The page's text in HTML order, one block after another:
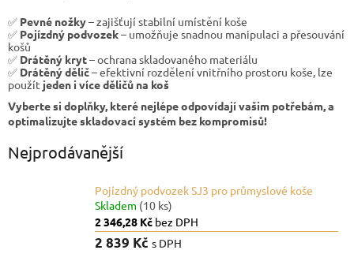
✅ Pevné nožky– zajišťují stabilní umístění koše
✅ Pojízdný podvozek– umožňuje snadnou manipulaci a přesouvání
košů
✅ Drátěný kryt– ochrana skladovaného materiálu
✅ Drátěný dělič– efektivní rozdělení vnitřního prostoru koše, lze
použít jeden i více děličů na koš
Vyberte si doplňky, které nejlépe odpovídají vašim potřebám, a
optimalizujte skladovací systém bez kompromisů!
Nejprodávanější
Pojízdný podvozek SJ3 pro průmyslové koše
Skladem (10 ks)
2 346,28 Kč bez DPH
2 839 Kč s DPH